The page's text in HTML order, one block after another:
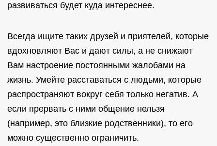
развиваться будет куда интереснее.
Всегда ищите таких друзей и приятелей, которые
вдохновляют Вас и дают силы, а не снижают
Вам настроение постоянными жалобами на
жизнь. Умейте расставаться с людьми, которые
распространяют вокруг себя только негатив. А
если прервать с ними общение нельзя
(например, это близкие родственники), то его
можно существенно ограничить.